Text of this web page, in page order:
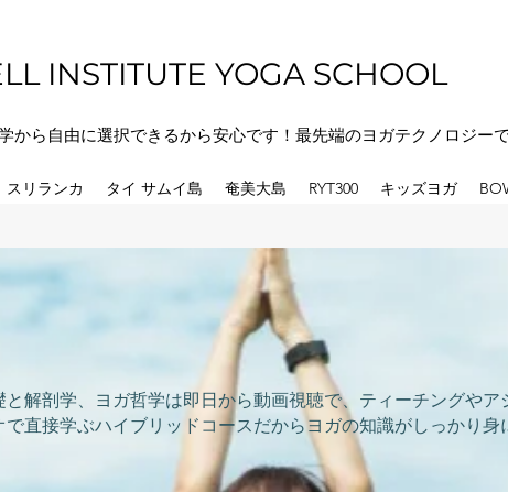
INSTITUTE YOGA SCHOOL
から自由に選択できるから安心です！最先端のヨガテクノロジー
スリランカ タイ サムイ島 奄美大島 RYT300 キッズヨガ
と解剖学、ヨガ哲学は即日から動画視聴で、ティーチングやア
で直接学ぶハイブリッドコースだからヨガの知識がしっかり身